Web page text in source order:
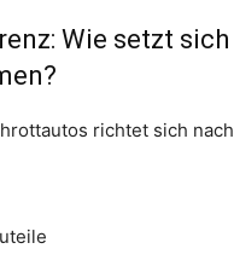
Wie setzt
richtet sich